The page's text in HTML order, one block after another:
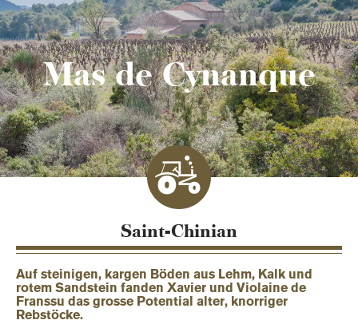
Mas de Cynanque
Saint-Chinian
Auf steinigen, kargen Böden aus Lehm, Kalk und
rotem Sandstein fanden Xavier und Violaine de
Franssu das grosse Potential alter, knorriger
Rebstöcke.